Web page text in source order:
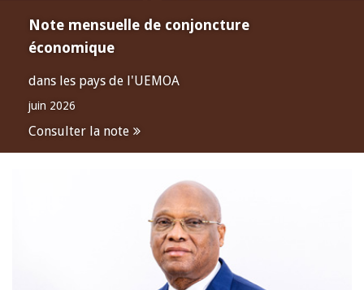
Note mensuelle de conjoncture
économique
dans les pays de l'UEMOA
juin 2026
Consulter la note